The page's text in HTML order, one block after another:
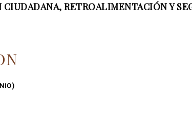
RETROALIMENTACIÓN Y